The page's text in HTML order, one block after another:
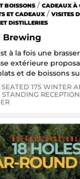
BOISSONS/ CADEAUX À
ET CADEAUX/ VISITES
DISTILLERIES
Brewing
à la fois une
extérieure
et de boissons
SEATED 175 WINTER
STANDING